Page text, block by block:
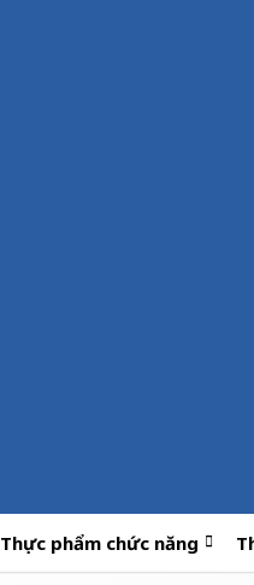
Thực phẩm chức năng